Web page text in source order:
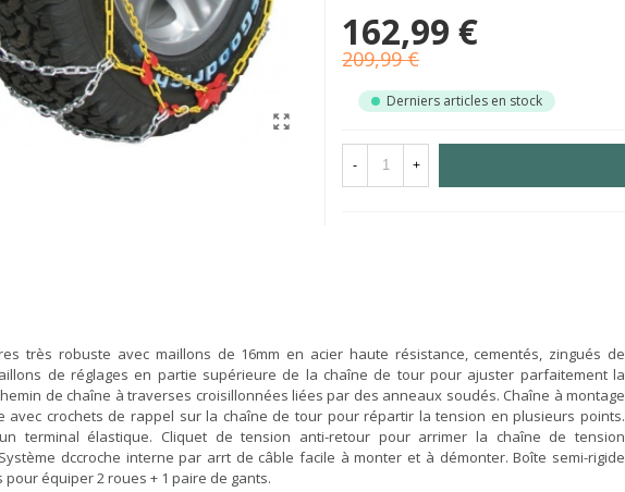
162,99 €
209,99 €
Derniers articles en stock
- +
très robuste avec maillons de 16mm en acier haute résistance, cementés, zingués de
de réglages en partie supérieure de la chaîne de tour pour ajuster parfaitement la
de chaîne à traverses croisillonnées liées par des anneaux soudés. Chaîne à montage
avec crochets de rappel sur la chaîne de tour pour répartir la tension en plusieurs points.
terminal élastique. Cliquet de tension anti-retour pour arrimer la chaîne de tension
dccroche interne par arrt de câble facile à monter et à démonter. Boîte semi-rigide
équiper 2 roues + 1 paire de gants.